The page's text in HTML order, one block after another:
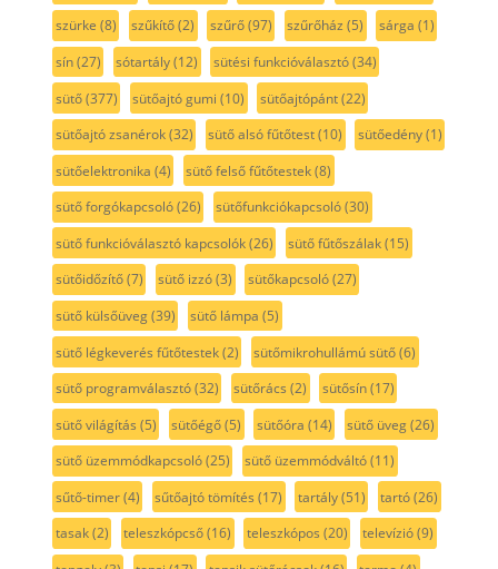
szürke (8) szűkítő(2) szűrő(97) szűrőház (5) sárga (1)
sín(27) sótartály(12) sütési funkcióválasztó(34)
sütő(377) sütőajtó gumi (10) sütőajtópánt(22)
sütőajtó zsanérok(32) sütő alsó fűtőtest(10) sütőedény(1)
sütőelektronika (4) sütő felső fűtőtestek(8)
sütő forgókapcsoló(26) sütőfunkciókapcsoló(30)
sütő funkcióválasztó kapcsolók(26) sütő fűtőszálak(15)
sütőidőzítő(7) sütő izzó(3) sütőkapcsoló(27)
sütő külsőüveg(39) sütő lámpa (5)
sütő légkeverés fűtőtestek(2) sütőmikrohullámú sütő(6)
sütő programválasztó(32) sütőrács (2) sütősín(17)
sütő világítás (5) sütőégő(5) sütőóra (14) sütő üveg(26)
sütő üzemmódkapcsoló(25) sütő üzemmódváltó(11)
sűtő-timer(4) sűtőajtó tömítés (17) tartály(51) tartó(26)
tasak(2) teleszkópcső(16) teleszkópos (20) televízió(9)